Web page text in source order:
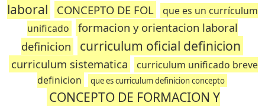
laboral
CONCEPTO DE FOL
que es un currículum
unificado
formacion y orientacion laboral
definicion
curriculum oficial definicion
curriculum sistematica
curriculum unificado breve
definicion
que es curriculum definicion concepto
CONCEPTO DE FORMACION Y